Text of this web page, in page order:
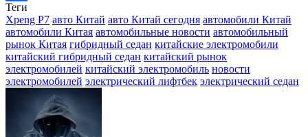
Отправить
Теги
Xpeng P7 авто Китай авто Китай сегодня автомобили Китай
автомобили Китая автомобильные новости автомобильный
рынок Китая гибридный седан китайские электромобили
китайский гибридный седан китайский рынок
электромобилей китайский электромобиль новости
электромобилей электрический лифтбек электрический седан